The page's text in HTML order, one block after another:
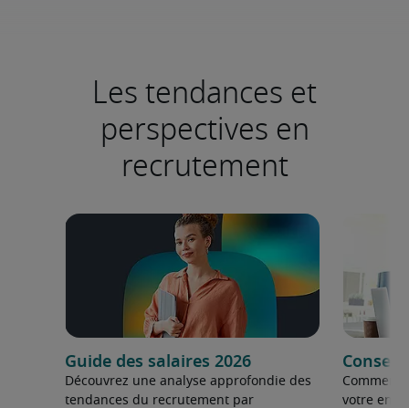
Les tendances et
perspectives en
recrutement
Guide des salaires 2026
Découvrez une analyse approfondie des
tendances du recrutement par
Comment
votre